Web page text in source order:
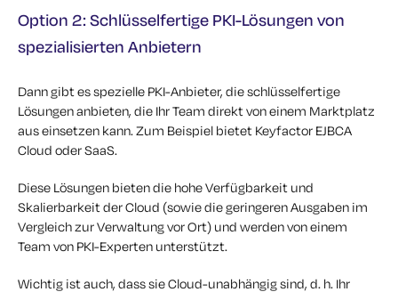
Option 2: Schlüsselfertige PKI-Lösungen von
spezialisierten Anbietern
Dann gibt es spezielle PKI-Anbieter, die schlüsselfertige
Lösungen anbieten, die Ihr Team direkt von einem Marktplatz
aus einsetzen kann. Zum Beispiel bietet Keyfactor EJBCA
Cloud oder SaaS.
Diese Lösungen bieten die hohe Verfügbarkeit und
Skalierbarkeit der Cloud (sowie die geringeren Ausgaben im
Vergleich zur Verwaltung vor Ort) und werden von einem
Team von PKI-Experten unterstützt.
Wichtig ist auch, dass sie Cloud-unabhängig sind, d. h. Ihr